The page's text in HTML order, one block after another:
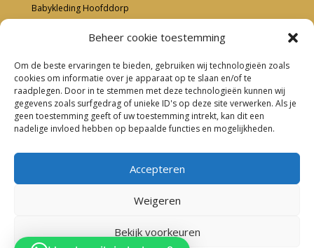
Beheer cookie toestemming
Om de beste ervaringen te bieden, gebruiken wij technologieën zoals
cookies om informatie over je apparaat op te slaan en/of te
raadplegen. Door in te stemmen met deze technologieën kunnen wij
gegevens zoals surfgedrag of unieke ID's op deze site verwerken. Als je
geen toestemming geeft of uw toestemming intrekt, kan dit een
nadelige invloed hebben op bepaalde functies en mogelijkheden.
Accepteren
Weigeren
Bekijk voorkeuren
Babykleding Hoofddorp
Kinderkleding
Kinderkleding Nieuw Vennep
Kinderkleding Sassenheim
Kinderkleding Lisse
Kinderkleding Hoofddorp